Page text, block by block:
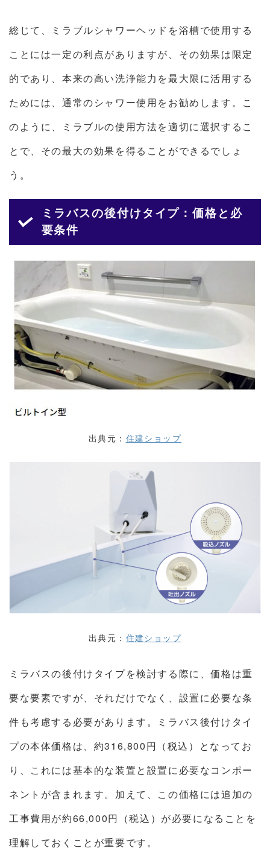
総じて、ミラブルシャワーヘッドを浴槽で使用する
ことには一定の利点がありますが、その効果は限定
的であり、本来の高い洗浄能力を最大限に活用する
ためには、通常のシャワー使用をお勧めします。こ
のように、ミラブルの使用方法を適切に選択するこ
とで、その最大の効果を得ることができるでしょ
う。
ミラバスの後付けタイプ：価格と必
要条件
出典元： 住建ショップ
出典元： 住建ショップ
ミラバスの後付けタイプを検討する際に、価格は重
要な要素ですが、それだけでなく、設置に必要な条
件も考慮する必要があります。ミラバス後付けタイ
プの本体価格は、約316,800円（税込）となってお
り、これには基本的な装置と設置に必要なコンポー
ネントが含まれます。加えて、この価格には追加の
工事費用が約66,000円（税込）が必要になることを
理解しておくことが重要です。